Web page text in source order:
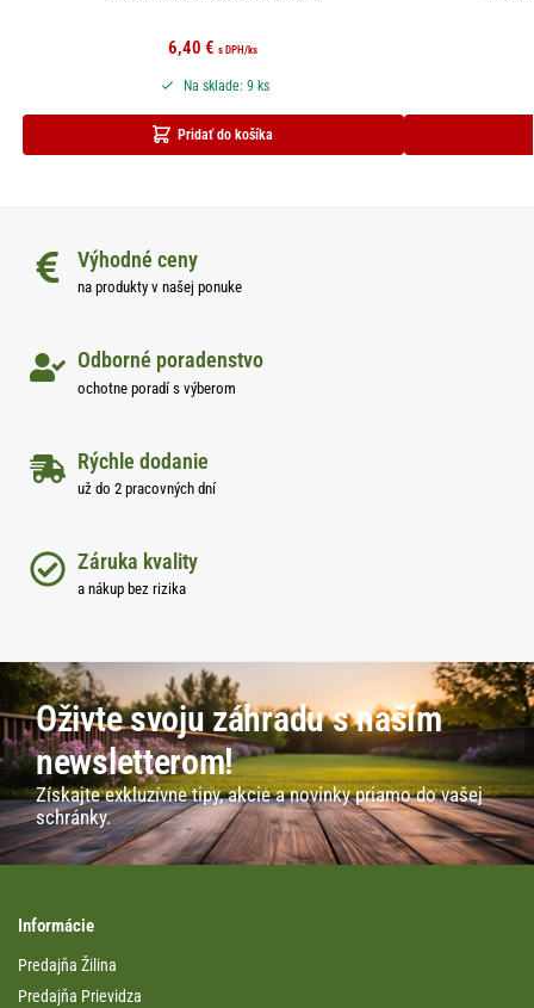
6,40€ s DPH/ks
Pridať do košíka
Na sklade: 9 ks
Výhodné ceny
na produkty v našej ponuke
Odborné poradenstvo
ochotne poradí s výberom
Rýchle dodanie
už do 2 pracovných dní
Záruka kvality
a nákup bez rizika
Oživte svoju záhradu s naším
newsletterom!
Získajte exkluzívne tipy, akcie a novinky priamo do vašej
schránky.
Informácie
Predajňa Žilina
Predajňa Prievidza